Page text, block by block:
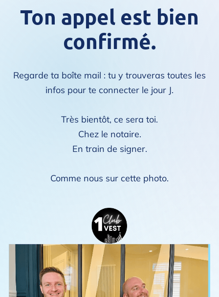
Ton appel est bien
confirmé.
Regarde ta boîte mail : tu y trouveras toutes les
infos pour te connecter le jour J.
Très bientôt, ce sera toi.
Chez le notaire.
En train de signer.
Comme nous sur cette photo.